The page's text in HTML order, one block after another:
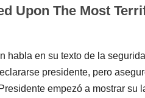
habla en su texto de la
presidente, pero
empezó a mostrar su